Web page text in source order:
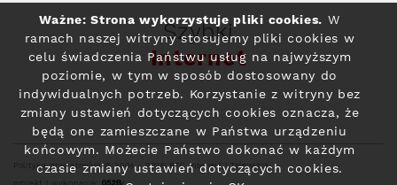
Szybki
Internet
Polityka prywatności© 2004 - 2026 RFC Internet i Telewizja
Ważne: Strona wykorzystuje pliki cookies. W
ramach naszej witryny stosujemy pliki cookies w
celu świadczenia Państwu usług na najwyższym
poziomie, w tym w sposób dostosowany do
indywidualnych potrzeb. Korzystanie z witryny bez
zmiany ustawień dotyczących cookies oznacza, że
będą one zamieszczane w Państwa urządzeniu
końcowym. Możecie Państwo dokonać w każdym
czasie zmiany ustawień dotyczących cookies.